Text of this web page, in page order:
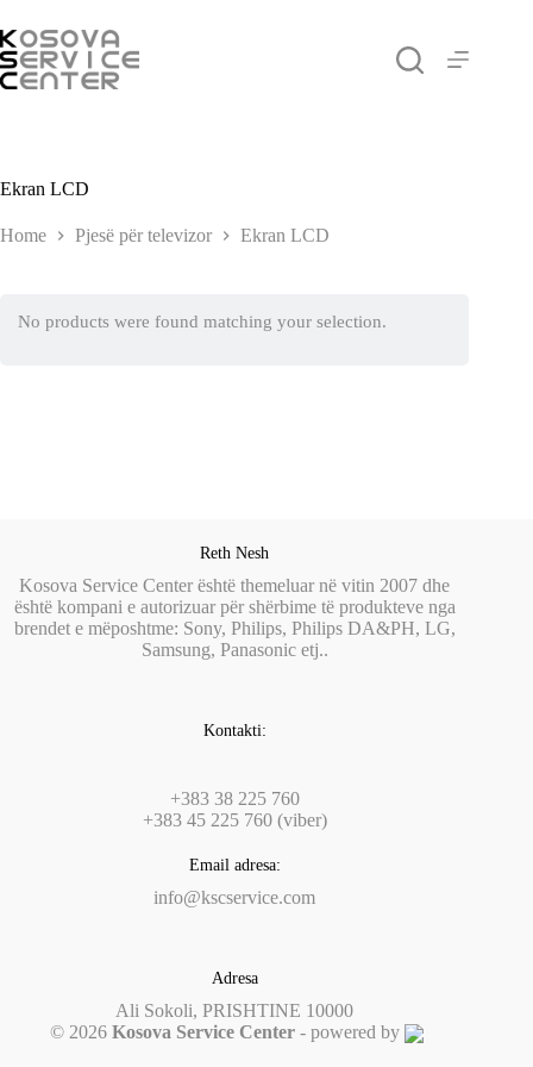
to
content
Ekran LCD
Home Pjesë për televizor Ekran LCD
No products were found matching your selection.
Reth Nesh
Kosova Service Center është themeluar në vitin 2007 dhe
është kompani e autorizuar për shërbime të produkteve nga
brendet e mëposhtme: Sony, Philips, Philips DA&PH, LG,
Samsung, Panasonic etj..
Kontakti:
+383 38 225 760
+383 45 225 760 (viber)
Email adresa:
info@kscservice.com
Adresa
Ali Sokoli, PRISHTINE 10000
© 2026Kosova Service Center- powered by